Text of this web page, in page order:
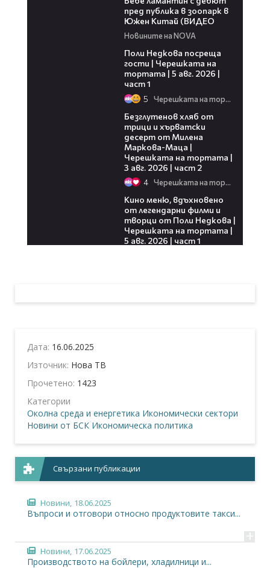
Дата: 16.06.2025
Източник: Нова ТВ
Прочетено: 1423
Категории
Околна среда и енергетика Икономически сектори
Новини от БСК Икономическа политика
Свързани публикации
Новини, 18.06.2025
Въпроси и отговори относно продуктовите такси...
+
Новини, 17.06.2025
Производството на бойлери, хладилници и...